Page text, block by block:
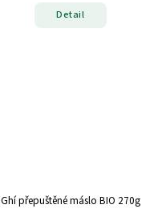
Detail
Ghí přepuštěné máslo BIO 270g